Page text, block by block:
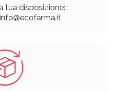
tua disposizione: